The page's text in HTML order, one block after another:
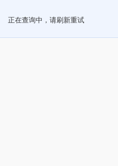
正在查询中，请刷新重试